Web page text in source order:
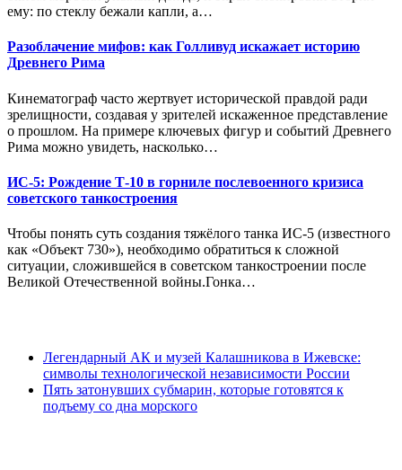
ему: по стеклу бежали капли, а…
Разоблачение мифов: как Голливуд искажает историю
Древнего Рима
Кинематограф часто жертвует исторической правдой ради
зрелищности, создавая у зрителей искаженное представление
о прошлом. На примере ключевых фигур и событий Древнего
Рима можно увидеть, насколько…
ИС-5: Рождение Т-10 в горниле послевоенного кризиса
советского танкостроения
Чтобы понять суть создания тяжёлого танка ИС-5 (известного
как «Объект 730»), необходимо обратиться к сложной
ситуации, сложившейся в советском танкостроении после
Великой Отечественной войны.Гонка…
Легендарный АК и музей Калашникова в Ижевске:
символы технологической независимости России
Пять затонувших субмарин, которые готовятся к
подъему со дна морского